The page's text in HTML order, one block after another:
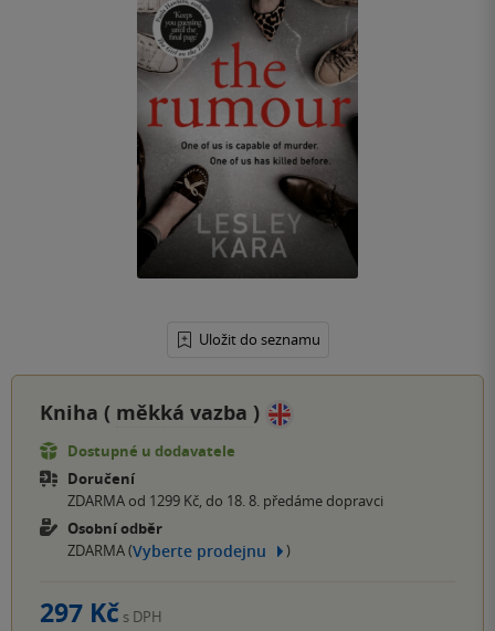
Uložit do seznamu
Kniha ( měkká vazba )
Dostupné u dodavatele
Doručení
ZDARMA od 1299 Kč, do 18. 8. předáme dopravci
Osobní odběr
ZDARMA (Vyberte prodejnu )
297 Kč s DPH